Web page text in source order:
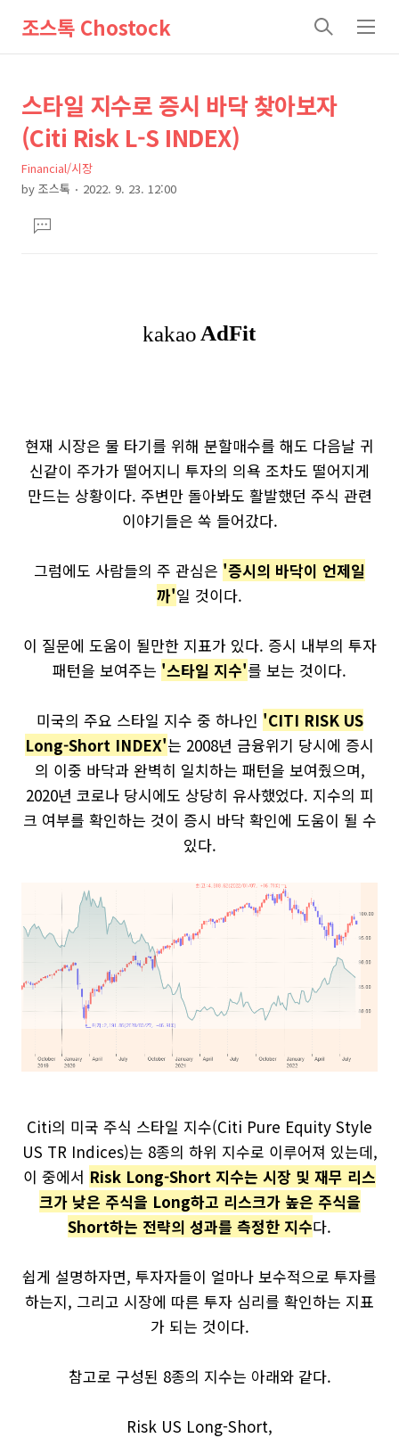
조스톡 Chostock
검
메
상
세
컨
텐
츠
본
문
제
목
스타일 지수로 증시 바닥 찾아보자
(Citi Risk L-S INDEX)
Financial/시장
by 조스톡 2022. 9. 23. 12:00
문댓
글
현재 시장은 물 타기를 위해 분할매수를 해도 다음날 귀
신같이 주가가 떨어지니 투자의 의욕 조차도 떨어지게
만드는 상황이다. 주변만 돌아봐도 활발했던 주식 관련
이야기들은 쏙 들어갔다.
그럼에도 사람들의 주 관심은 '증시의 바닥이 언제일
까'일 것이다.
이 질문에 도움이 될만한 지표가 있다. 증시 내부의 투자
패턴을 보여주는 '스타일 지수'를 보는 것이다.
미국의 주요 스타일 지수 중 하나인 'CITI RISK US
Long-Short INDEX'는 2008년 금융위기 당시에 증시
의 이중 바닥과 완벽히 일치하는 패턴을 보여줬으며,
2020년 코로나 당시에도 상당히 유사했었다. 지수의 피
크 여부를 확인하는 것이 증시 바닥 확인에 도움이 될 수
있다.
Citi의 미국 주식 스타일 지수(Citi Pure Equity Style
US TR Indices)는 8종의 하위 지수로 이루어져 있는데,
이 중에서 Risk Long-Short 지수는 시장 및 재무 리스
크가 낮은 주식을 Long하고 리스크가 높은 주식을
Short하는 전략의 성과를 측정한 지수다.
쉽게 설명하자면, 투자자들이 얼마나 보수적으로 투자를
하는지, 그리고 시장에 따른 투자 심리를 확인하는 지표
가 되는 것이다.
참고로 구성된 8종의 지수는 아래와 같다.
Risk US Long-Short,